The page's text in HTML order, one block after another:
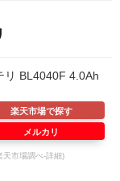
リ BL4040F 4.0Ah
市場調べ-詳細)
楽天市場で探す
メルカリ